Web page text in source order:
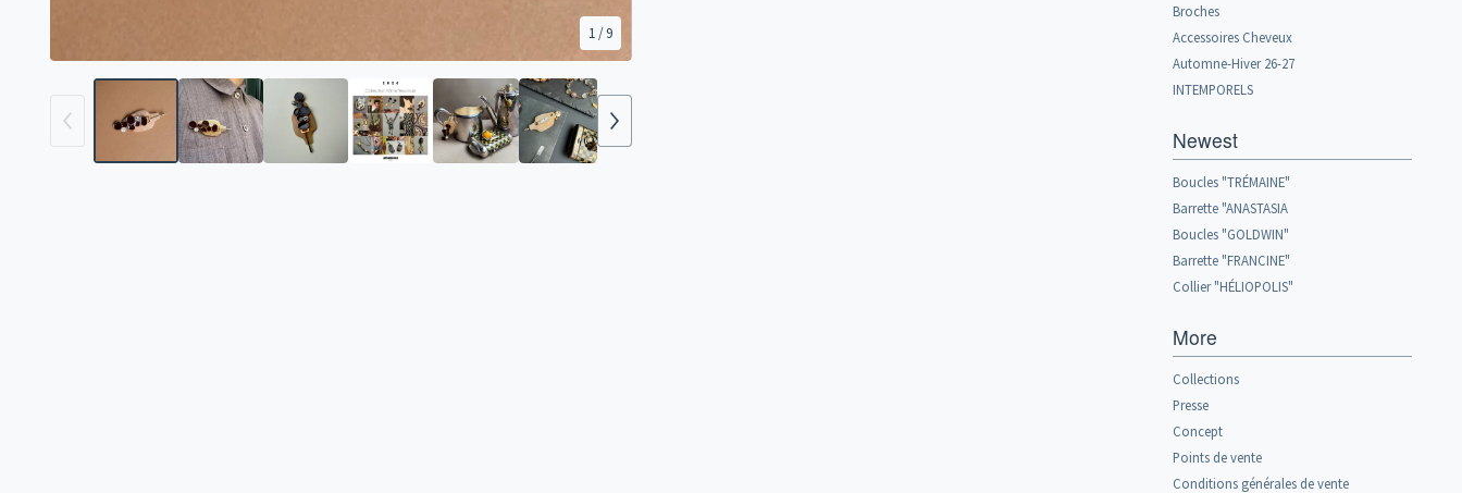
1 / 9
Broches
Accessoires Cheveux
Automne-Hiver 26-27
INTEMPORELS
Newest
Boucles "TRÉMAINE"
Barrette "ANASTASIA
Boucles "GOLDWIN"
Barrette "FRANCINE"
Collier "HÉLIOPOLIS"
More
Collections
Presse
Concept
Points de vente
Conditions générales de vente